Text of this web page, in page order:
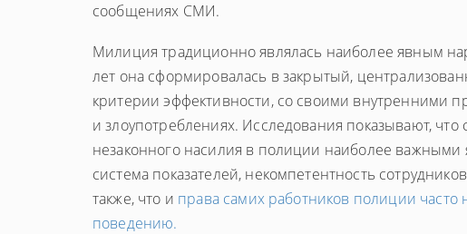
сообщениях СМИ.
Милиция традиционно являлась наиболее явным
лет она сформировалась в закрытый,
критерии эффективности, со своими внутренними
и злоупотреблениях. Исследования показывают,
незаконного насилия в полиции наиболее важными
система показателей, некомпетентность
также, что и права самих работников полиции
поведению.